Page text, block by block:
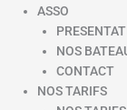
ASSO
NOS
CONTACT
NOS TARIFS